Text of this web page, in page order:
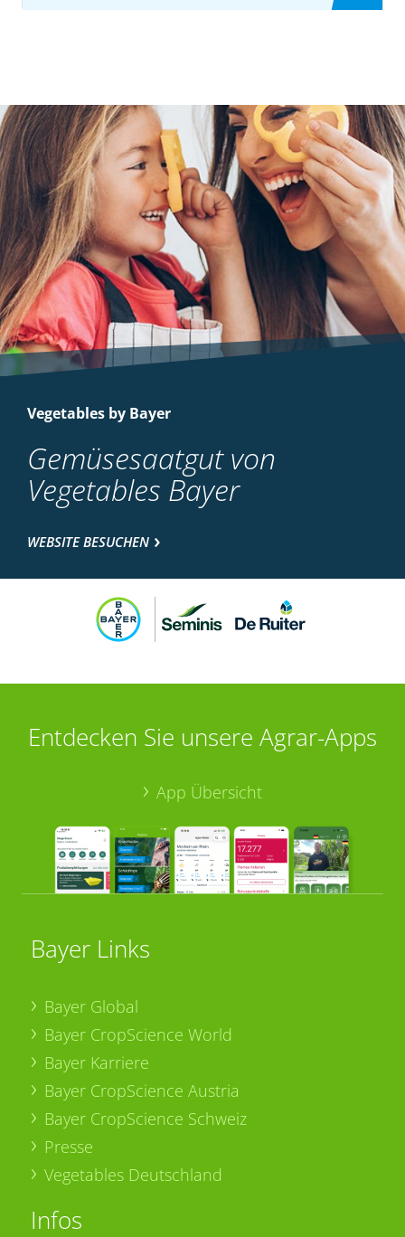
Vegetables by Bayer
Gemüsesaatgut von
Vegetables Bayer
WEBSITE BESUCHEN
Entdecken Sie unsere Agrar-Apps
App Übersicht
Bayer Links
Bayer Global
Bayer CropScience World
Bayer Karriere
Bayer CropScience Austria
Bayer CropScience Schweiz
Presse
Vegetables Deutschland
Infos